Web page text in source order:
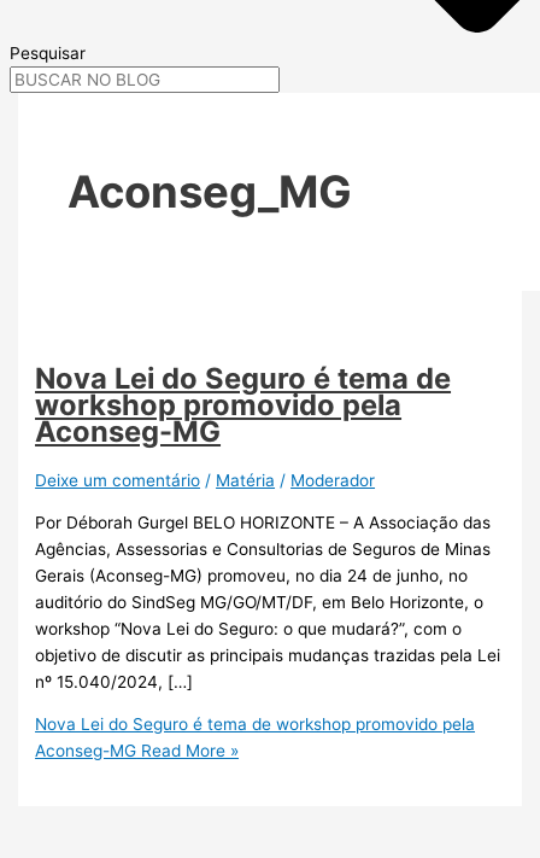
Pesquisar
Aconseg_MG
Nova Lei do Seguro é tema de
workshop promovido pela
Aconseg-MG
Deixe um comentário / Matéria / Moderador
Por Déborah Gurgel BELO HORIZONTE – A Associação das
Agências, Assessorias e Consultorias de Seguros de Minas
Gerais (Aconseg-MG) promoveu, no dia 24 de junho, no
auditório do SindSeg MG/GO/MT/DF, em Belo Horizonte, o
workshop “Nova Lei do Seguro: o que mudará?”, com o
objetivo de discutir as principais mudanças trazidas pela Lei
nº 15.040/2024, […]
Nova Lei do Seguro é tema de workshop promovido pela
Aconseg-MG Read More »